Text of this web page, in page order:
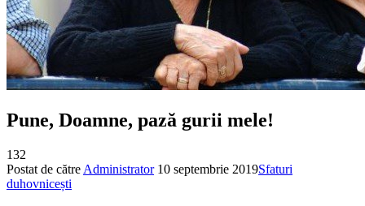
Pune, Doamne, pază gurii mele!
132
Postat de către Administrator 10 septembrie 2019Sfaturi
duhovnicești